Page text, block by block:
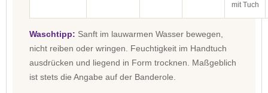
mit Tuch
Waschtipp: Sanft im lauwarmen Wasser bewegen,
nicht reiben oder wringen. Feuchtigkeit im Handtuch
ausdrücken und liegend in Form trocknen. Maßgeblich
ist stets die Angabe auf der Banderole.